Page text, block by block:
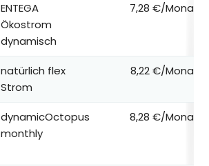
ENTEGA
Ökostrom
dynamisch
7,28 €/Monat
natürlich flex
Strom
8,22 €/Monat
dynamicOctopus
monthly
8,28 €/Monat